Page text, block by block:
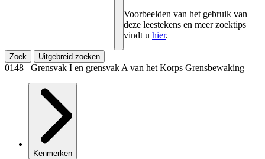
Voorbeelden van het gebruik van
deze leestekens en meer zoektips
vindt u hier.
Zoek Uitgebreid zoeken
0148 Grensvak I en grensvak A van het Korps Grensbewaking
Kenmerken